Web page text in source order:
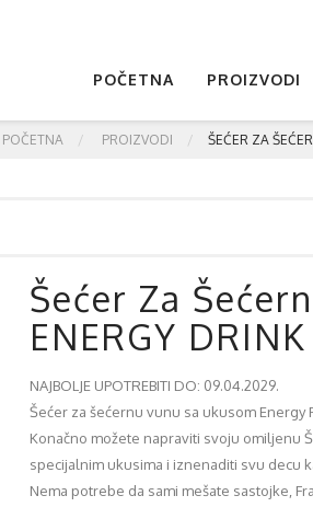
POČETNA PROIZVODI
POČETNA PROIZVODI ŠEĆER ZA
Šećer Za
ENERGY
NAJBOLJE UPOTREBITI DO: 09.04.2029.
Šećer za šećernu vunu sa ukusom Energy
Konačno možete napraviti svoju omiljenu
specijalnim ukusima i iznenaditi svu decu
Nema potrebe da sami mešate sastojke,